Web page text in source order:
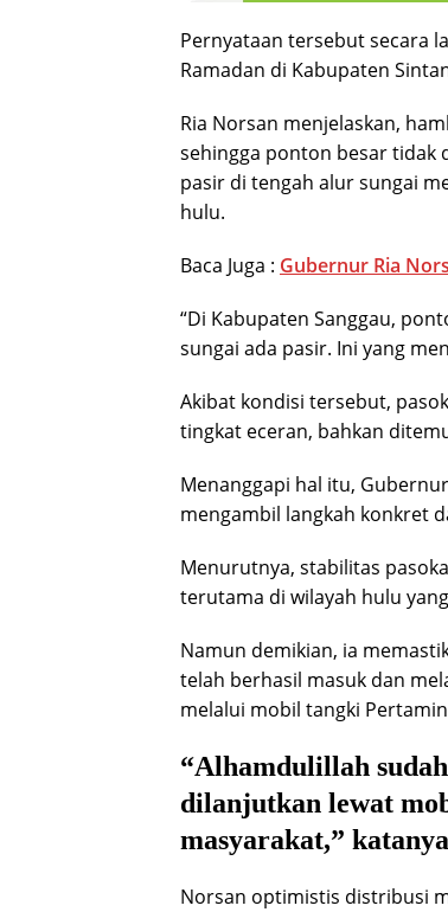
Pernyataan tersebut secara
Ramadan di Kabupaten
Ria Norsan menjelaskan,
sehingga ponton besar tidak
pasir di tengah alur sungai
hulu.
Baca Juga : Gubernur Ria
“Di Kabupaten Sanggau,
sungai ada pasir. Ini yang
Akibat kondisi tersebut,
tingkat eceran, bahkan
Menanggapi hal itu,
mengambil langkah konkret
Menurutnya, stabilitas
terutama di wilayah hulu
Namun demikian, ia
telah berhasil masuk dan
melalui mobil tangki
“Alhamdulillah
dilanjutkan lewat
masyarakat,”
Norsan optimistis distribusi